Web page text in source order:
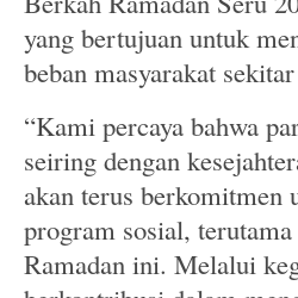
yang bertujuan untuk
beban masyarakat
“Kami percaya bahwa
seiring dengan
akan terus berkomitmen
program sosial,
Ramadan ini. Melalui